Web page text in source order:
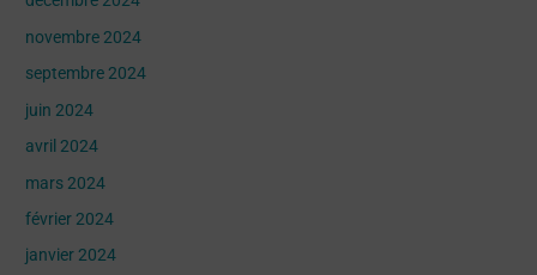
novembre 2024
septembre 2024
juin 2024
avril 2024
mars 2024
février 2024
janvier 2024